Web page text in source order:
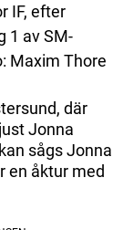
IF, efter
1 av SM-
Maxim Thore
där
Jonna
sågs Jonna
en åktur med